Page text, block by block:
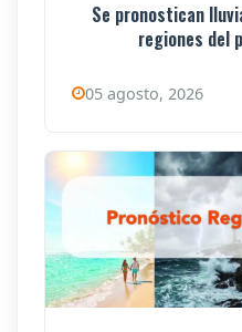
Se pronostican
regiones del
05 agosto, 2026